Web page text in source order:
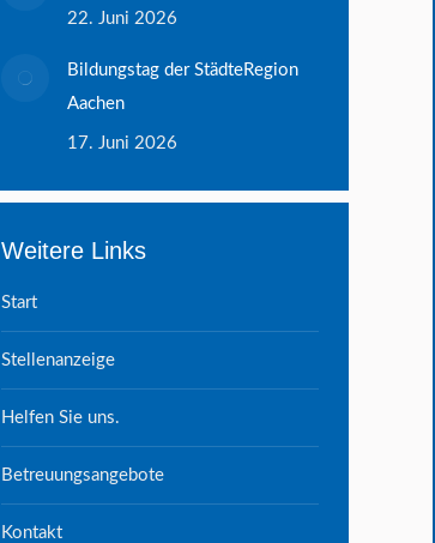
22. Juni 2026
Bildungstag der StädteRegion
Aachen
17. Juni 2026
Weitere Links
Start
Stellenanzeige
Helfen Sie uns.
Betreuungsangebote
Kontakt